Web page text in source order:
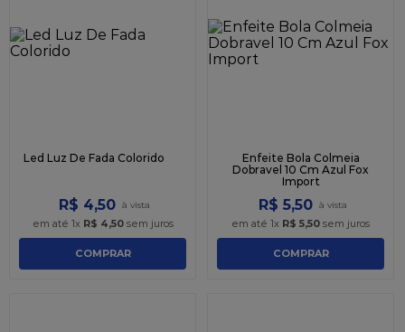
Led Luz De Fada Colorido
R$ 4,50
em até 1x R$ 4,50sem juros
COMPRAR
Enfeite Bola Colmeia
Dobravel 10 Cm Azul Fox
Import
R$ 5,50
em até 1x R$ 5,50 sem juros
COMPRAR
10º chocolate